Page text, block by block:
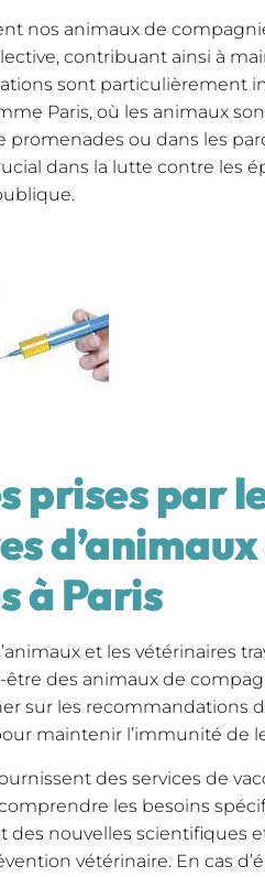
nos animaux de
contribuant ainsi à
sont particulièrement
Paris, où les animaux
promenades ou dans les
dans la lutte contre les
prises par
d’animaux
à Paris
et les vétérinaires
être des animaux de
sur les recommandations
maintenir l’immunité de
des services de
les besoins
des nouvelles scientifiques
vétérinaire. En cas